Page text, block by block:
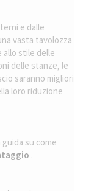
e dalle
vasta tavolozza
stile delle
delle stanze, le
saranno migliori
loro riduzione
su come
.